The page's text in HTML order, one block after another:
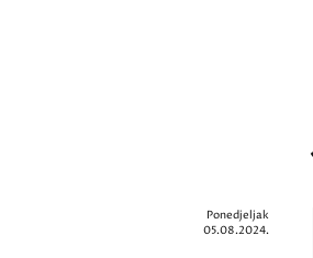
Ponedjeljak
05.08.2024.